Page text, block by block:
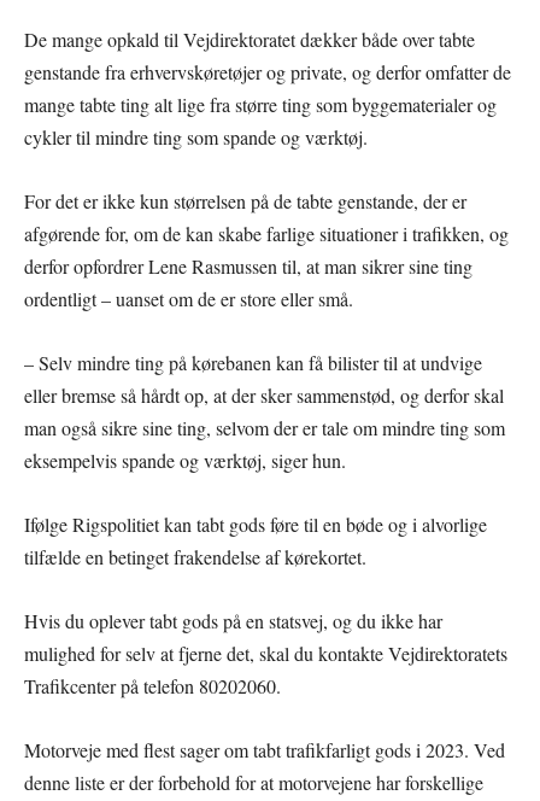
De mange opkald til Vejdirektoratet dækker både over tabte
genstande fra erhvervskøretøjer og private, og derfor omfatter de
mange tabte ting alt lige fra større ting som byggematerialer og
cykler til mindre ting som spande og værktøj.
For det er ikke kun størrelsen på de tabte genstande, der er
afgørende for, om de kan skabe farlige situationer i trafikken, og
derfor opfordrer Lene Rasmussen til, at man sikrer sine ting
ordentligt – uanset om de er store eller små.
– Selv mindre ting på kørebanen kan få bilister til at undvige
eller bremse så hårdt op, at der sker sammenstød, og derfor skal
man også sikre sine ting, selvom der er tale om mindre ting som
eksempelvis spande og værktøj, siger hun.
Ifølge Rigspolitiet kan tabt gods føre til en bøde og i alvorlige
tilfælde en betinget frakendelse af kørekortet.
Hvis du oplever tabt gods på en statsvej, og du ikke har
mulighed for selv at fjerne det, skal du kontakte Vejdirektoratets
Trafikcenter på telefon 80202060.
Motorveje med flest sager om tabt trafikfarligt gods i 2023. Ved
denne liste er der forbehold for at motorvejene har forskellige